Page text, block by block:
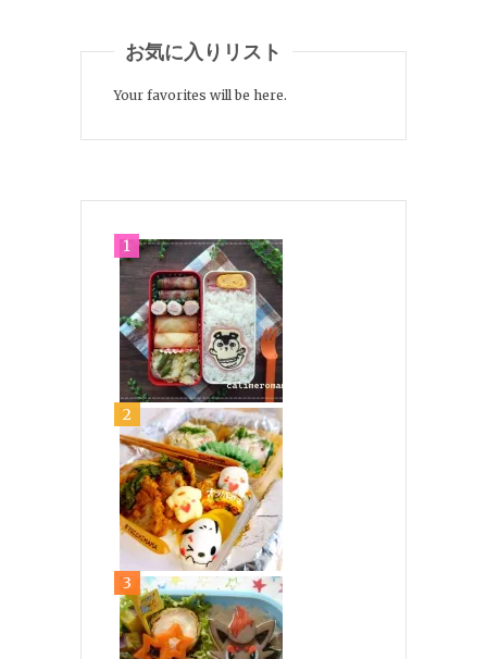
お気に入りリスト
Your favorites will be here.